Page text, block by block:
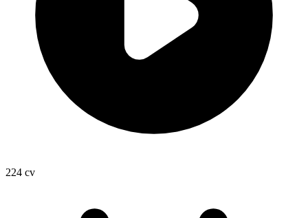
224 cv